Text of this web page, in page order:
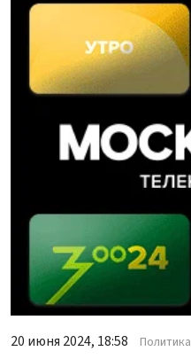
20 июня 2024, 18:58 Политика